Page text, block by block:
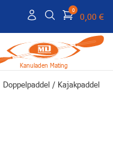
0
0,00 €
Kanuladen Mating
Doppelpaddel / Kajakpaddel